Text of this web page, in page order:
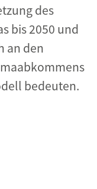
des
bis 2050 und
an den
bedeuten.